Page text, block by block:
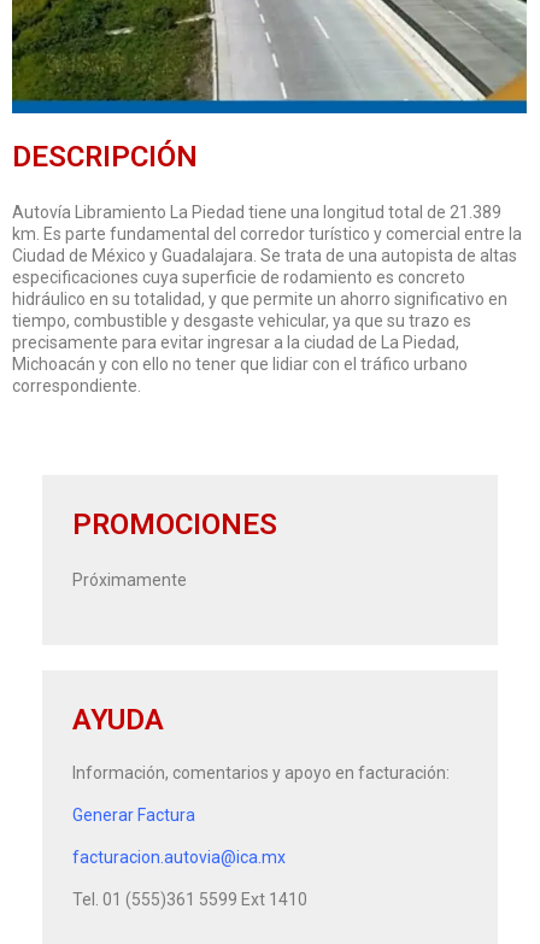
DESCRIPCIÓN
Autovía Libramiento La Piedad tiene una longitud total de 21.389
km. Es parte fundamental del corredor turístico y comercial entre la
Ciudad de México y Guadalajara. Se trata de una autopista de altas
especificaciones cuya superficie de rodamiento es concreto
hidráulico en su totalidad, y que permite un ahorro significativo en
tiempo, combustible y desgaste vehicular, ya que su trazo es
precisamente para evitar ingresar a la ciudad de La Piedad,
Michoacán y con ello no tener que lidiar con el tráfico urbano
correspondiente.
PROMOCIONES
Próximamente
AYUDA
Información, comentarios y apoyo en facturación:
Generar Factura
facturacion.autovia@ica.mx
Tel. 01 (555)361 5599 Ext 1410